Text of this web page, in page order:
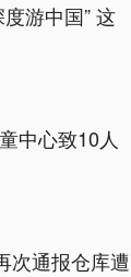
游中国” 这
中心致10人
次通报仓库遭